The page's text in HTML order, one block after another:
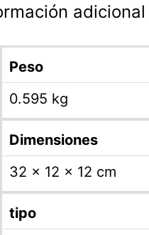
adicional
Peso
0.595 kg
Dimensiones
32 × 12 × 12 cm
tipo